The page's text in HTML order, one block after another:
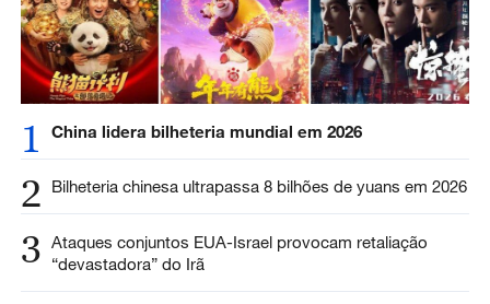
1 China lidera bilheteria mundial em 2026
2 Bilheteria chinesa ultrapassa 8 bilhões de yuans em 2026
3 Ataques conjuntos EUA-Israel provocam retaliação
“devastadora” do Irã